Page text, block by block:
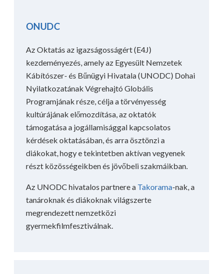
ONUDC
Az Oktatás az igazságosságért (E4J)
kezdeményezés, amely az Egyesült Nemzetek
Kábítószer- és Bűnügyi Hivatala (UNODC) Dohai
Nyilatkozatának Végrehajtó Globális
Programjának része, célja a törvényesség
kultúrájának előmozdítása, az oktatók
támogatása a jogállamisággal kapcsolatos
kérdések oktatásában, és arra ösztönzi a
diákokat, hogy e tekintetben aktívan vegyenek
részt közösségeikben és jövőbeli szakmáikban.
Az UNODC hivatalos partnere a Takorama-nak, a
tanároknak és diákoknak világszerte
megrendezett nemzetközi
gyermekfilmfesztiválnak.